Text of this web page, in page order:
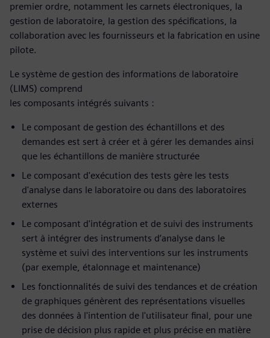
premier ordre, notamment les carnets électroniques, la
gestion de laboratoire, la gestion des spécifications, la
collaboration avec les fournisseurs et la fabrication en usine
pilote.
Le système de gestion des informations de laboratoire
(LIMS) comprend
les composants intégrés suivants :
Le composant de gestion des échantillons et des
demandes est sert à créer et à gérer les demandes ainsi
que les échantillons de manière structurée
Le composant d'exécution des tests gère les tests
d'analyse dans le laboratoire ou dans des laboratoires
externes
Le composant d'intégration et de suivi des instruments
sert à intégrer des instruments d’analyse dans le
système et suivi des interventions sur les instruments
(par exemple, étalonnage et maintenance)
Les fonctionnalités de suivi des tendances et de création
de graphiques génèrent des représentations visuelles
des données à l'intention de l'utilisateur final, pour une
prise de décision plus rapide et plus précise en matière